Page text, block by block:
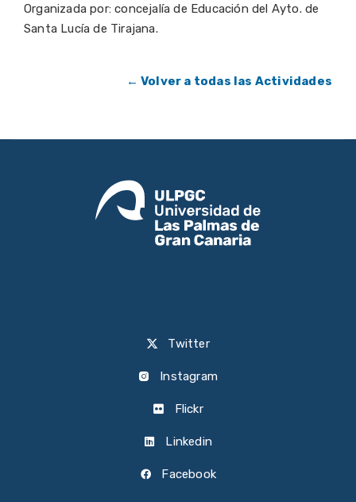
Organizada por: concejalía de Educación del Ayto. de
Santa Lucía de Tirajana.
← Volver a todas las Actividades
Twitter
Instagram
Flickr
Linkedin
Facebook